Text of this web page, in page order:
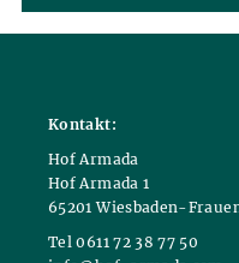
Kontakt:
Hof Armada
Hof Armada 1
65201 Wiesbaden-
Tel 0611 72 38 77 50